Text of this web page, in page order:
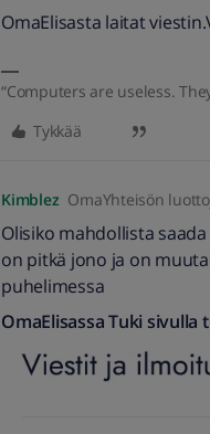
OmaElisasta laitat
“Computers are useless.
Tykkää
Kimblez OmaYhteisön
Olisiko mahdollista
on pitkä jono ja on
puhelimessa
OmaElisassa Tuki